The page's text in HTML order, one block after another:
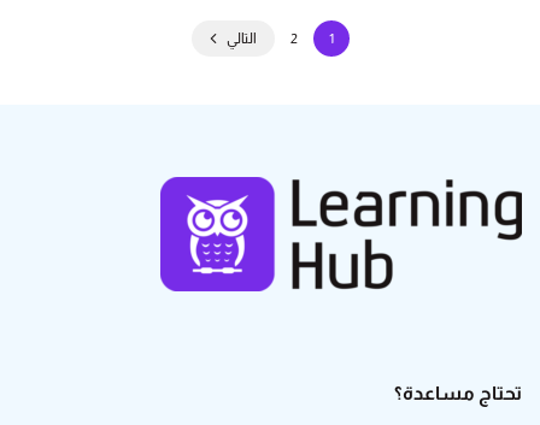
1
2 التالي
تحتاج مساعدة؟